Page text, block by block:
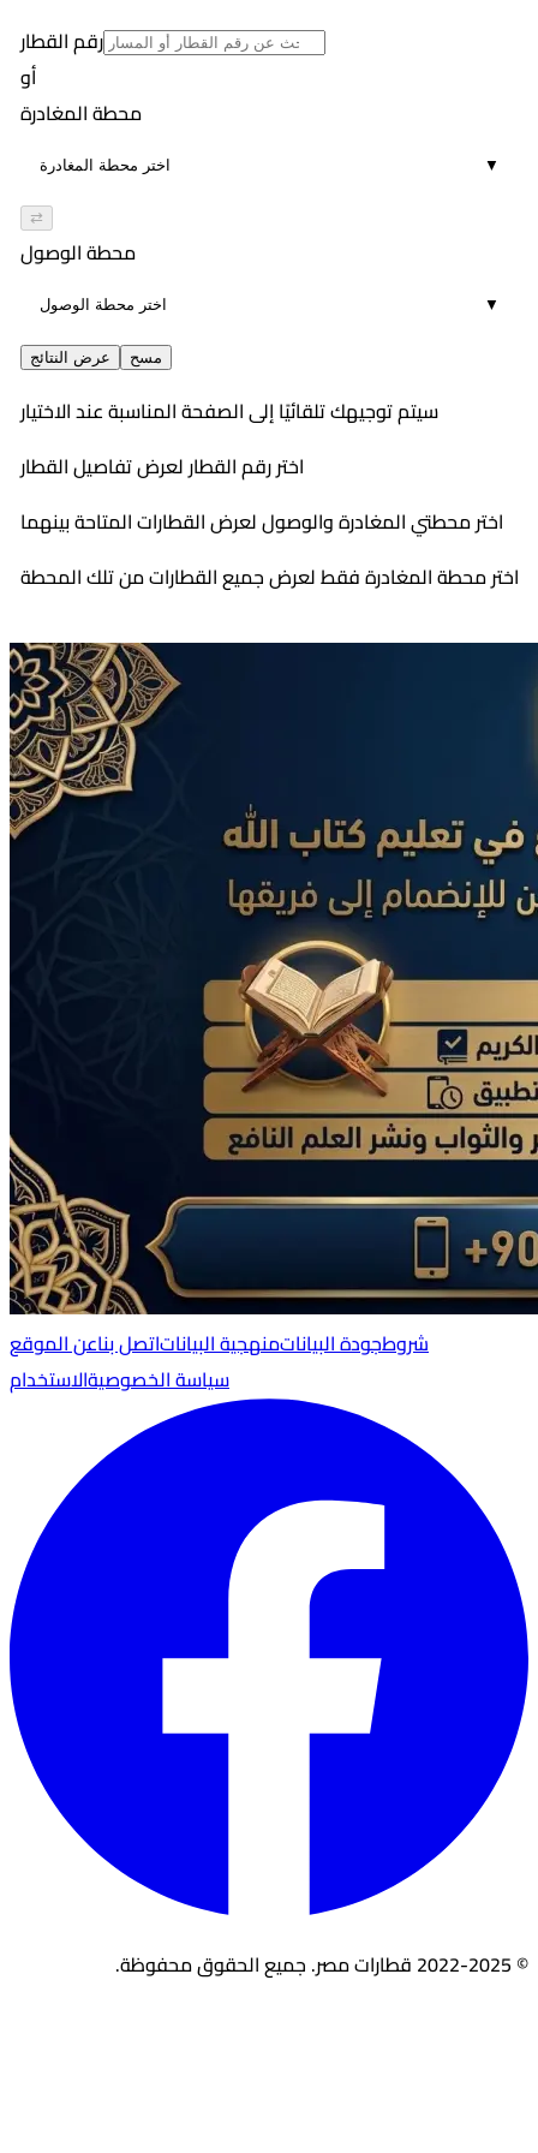
رقم القطار
أو
محطة المغادرة
▼
⇄
محطة الوصول
▼
عرض النتائج مسح
سيتم توجيهك تلقائيًا إلى الصفحة المناسبة عند الاختيار
اختر رقم القطار لعرض تفاصيل القطار
اختر محطتي المغادرة والوصول لعرض القطارات المتاحة بينهما
اختر محطة المغادرة فقط لعرض جميع القطارات من تلك المحطة
عن الموقعاتصل بنامنهجية البياناتجودة البياناتشروط
الاستخدامسياسة الخصوصية
© 2022-2025 قطارات مصر. جميع الحقوق محفوظة.